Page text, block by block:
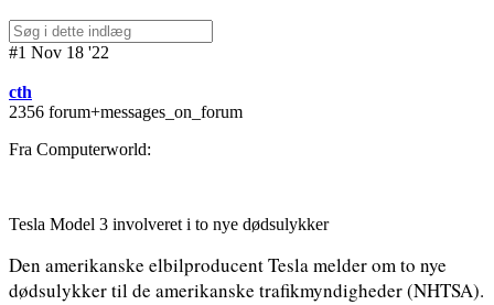
#1 Nov 18 '22
cth
2356 forum+messages_on_forum
Fra Computerworld:
Tesla Model 3 involveret i to nye dødsulykker
Den amerikanske elbilproducent Tesla melder om to nye
dødsulykker til de amerikanske trafikmyndigheder (NHTSA).